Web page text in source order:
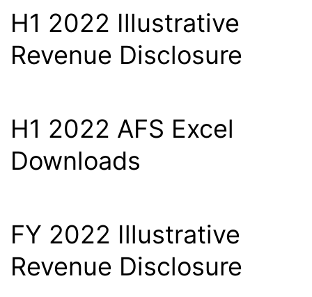
H1 2022 Illustrative
Revenue Disclosure
H1 2022 AFS Excel
Downloads
FY 2022 Illustrative
Revenue Disclosure